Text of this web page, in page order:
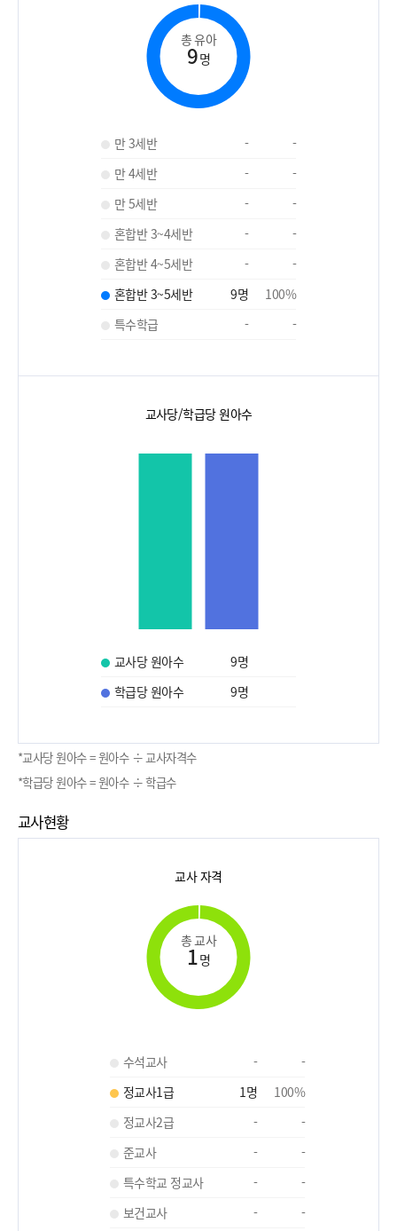
총 유아
9명
만 3세반 -
-
만 4세반
-
-
만 5세반
-
-
혼합반 3~4세반
-
-
혼합반 4~5세반
-
-
혼합반 3~5세반
9명 100%
특수학급
- -
교사당/학급당 원아수
교사당 원아수 9명
학급당 원아수
9명
*교사당 원아수 = 원아수 ÷ 교사자격수
*학급당 원아수 = 원아수 ÷ 학급수
교사현황
교사 자격
총 교사
1명
수석교사 -
-
정교사1급
1명 100%
정교사2급
-
-
준교사
-
-
특수학교 정교사
-
-
보건교사
-
-